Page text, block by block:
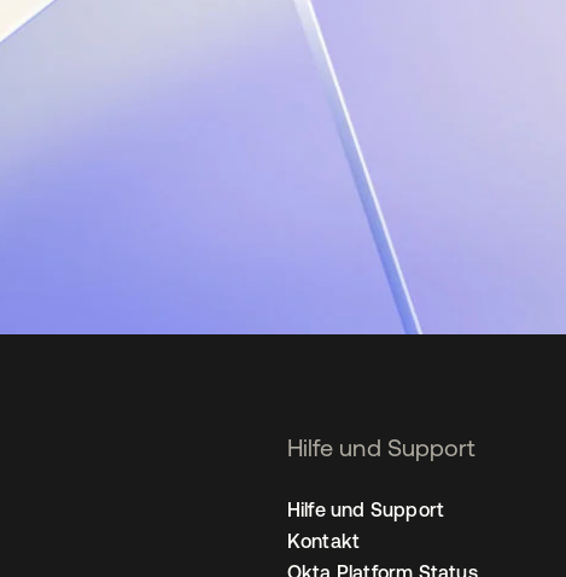
Hilfe und Support
Hilfe und Support
Kontakt
Okta Platform Status